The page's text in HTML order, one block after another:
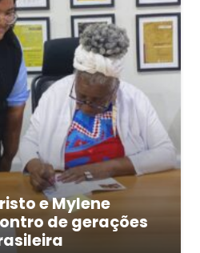
e Mylene
de gerações